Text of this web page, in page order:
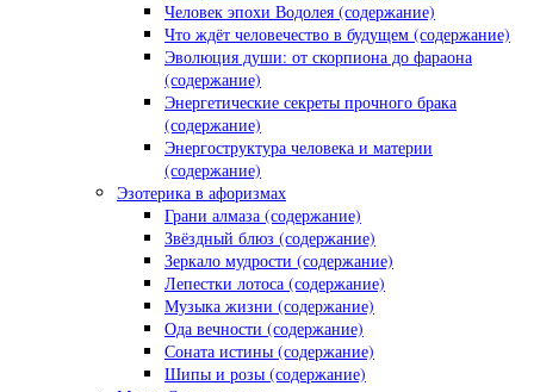
Человек эпохи Водолея (содержание)
Что ждёт человечество в будущем (содержание)
Эволюция души: от скорпиона до фараона
(содержание)
Энергетические секреты прочного брака
(содержание)
Энергоструктура человека и материи
(содержание)
Эзотерика в афоризмах
Грани алмаза (содержание)
Звёздный блюз (содержание)
Зеркало мудрости (содержание)
Лепестки лотоса (содержание)
Музыка жизни (содержание)
Ода вечности (содержание)
Соната истины (содержание)
Шипы и розы (содержание)